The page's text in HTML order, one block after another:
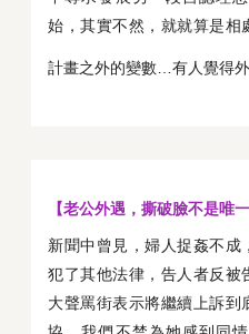
始，其實不然，就就算是相
計畫之外的變數…有人覺得
【老公外遇，撕破臉不是唯
新聞中曾見，婦人捉姦不成
犯了其他法律，告人者反被
大聲罵街表示將繼續上訴到